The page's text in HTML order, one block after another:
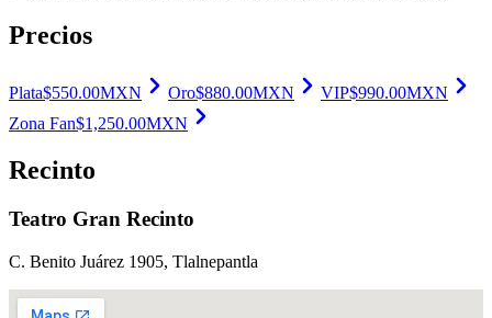
Precios
Plata$550.00MXN Oro$880.00MXN VIP$990.00MXN
Zona Fan$1,250.00MXN
Recinto
Teatro Gran Recinto
C. Benito Juárez 1905, Tlalnepantla